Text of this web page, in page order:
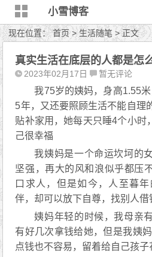
小雪博客
现在位置：首页>生活随笔> 正文
真实生活在底层的人都是怎
2023年02月17日 暂无评论
我75岁的姨妈，身高1.55
5年，又还要照顾生活不能自理
贴补家用，她每天只睡4个小时
己很幸福
我姨妈是一个命运坎坷的
坚强，再大的风和浪似乎都压
口求人，但是如今，人至暮
伴，却可以放下自尊，找别人借
姨妈年轻的时候，我母亲
有好几次拿钱给她，但是我姨
点钱也不容易，留着给自己孩子